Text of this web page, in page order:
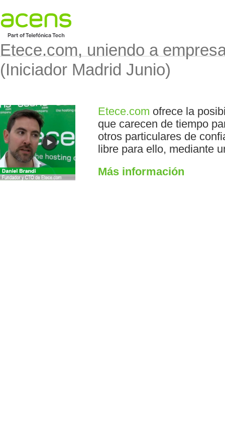
Etece.com, uniendo a
(Iniciador Madrid Junio)
Etece.com ofrece la
que carecen de tiempo
otros particulares de
libre para ello, mediante
Más información